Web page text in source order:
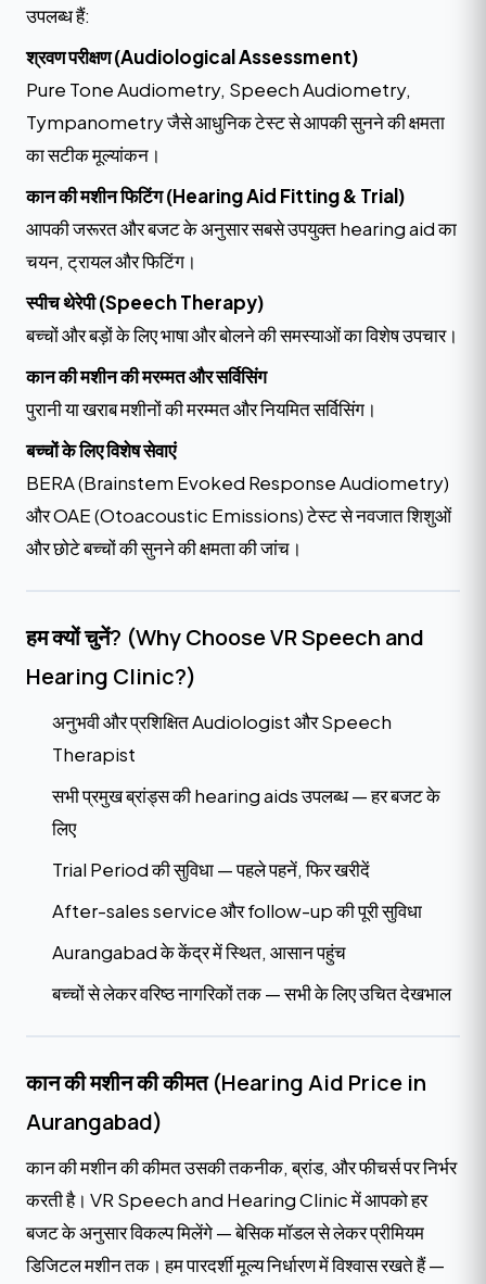
उपलब्ध हैं:
श्रवण परीक्षण (Audiological Assessment)
Pure Tone Audiometry, Speech Audiometry,
Tympanometry जैसे आधुनिक टेस्ट से आपकी सुनने की क्षमता
का सटीक मूल्यांकन।
कान की मशीन फिटिंग (Hearing Aid Fitting & Trial)
आपकी जरूरत और बजट के अनुसार सबसे उपयुक्त hearing aid का
चयन, ट्रायल और फिटिंग।
स्पीच थेरेपी (Speech Therapy)
बच्चों और बड़ों के लिए भाषा और बोलने की समस्याओं का विशेष उपचार।
कान की मशीन की मरम्मत और सर्विसिंग
पुरानी या खराब मशीनों की मरम्मत और नियमित सर्विसिंग।
बच्चों के लिए विशेष सेवाएं
BERA (Brainstem Evoked Response Audiometry)
और OAE (Otoacoustic Emissions) टेस्ट से नवजात शिशुओं
और छोटे बच्चों की सुनने की क्षमता की जांच।
हम क्यों चुनें? (Why Choose VR Speech and
Hearing Clinic?)
अनुभवी और प्रशिक्षित Audiologist और Speech
Therapist
सभी प्रमुख ब्रांड्स की hearing aids उपलब्ध — हर बजट के
लिए
Trial Period की सुविधा — पहले पहनें, फिर खरीदें
After-sales service और follow-up की पूरी सुविधा
Aurangabad के केंद्र में स्थित, आसान पहुंच
बच्चों से लेकर वरिष्ठ नागरिकों तक — सभी के लिए उचित देखभाल
कान की मशीन की कीमत (Hearing Aid Price in
Aurangabad)
कान की मशीन की कीमत उसकी तकनीक, ब्रांड, और फीचर्स पर निर्भर
करती है। VR Speech and Hearing Clinic में आपको हर
बजट के अनुसार विकल्प मिलेंगे — बेसिक मॉडल से लेकर प्रीमियम
डिजिटल मशीन तक। हम पारदर्शी मूल्य निर्धारण में विश्वास रखते हैं —